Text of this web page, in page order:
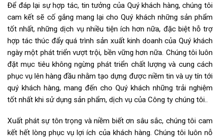
Để đáp lại sự hợp tác, tin tưởng của Quý khách hàng, chúng tôi
cam kết sẽ cố gắng mang lại cho Quý khách những sản phẩm
tốt nhất, những dịch vụ nhiều tiện ích hơn nữa, đặc biệt hỗ trợ
hợp tác thúc đẩy quá trình sản xuất kinh doanh của Quý khách
ngày một phát triển vượt trội, bền vững hơn nữa. Chúng tôi luôn
đặt mục tiêu không ngừng phát triển chất lượng và cung cách
phục vụ lên hàng đầu nhằm tạo dựng được niềm tin và uy tín tới
quý khách hàng, mang đến cho Quý khách những trải nghiệm
tốt nhất khi sử dụng sản phẩm, dịch vụ của Công ty chúng tôi..
Xuất phát sự tôn trọng và niềm biết ơn sâu sắc, chúng tôi cam
kết hết lòng phục vụ lợi ích của khách hàng. Chúng tôi luôn nỗ